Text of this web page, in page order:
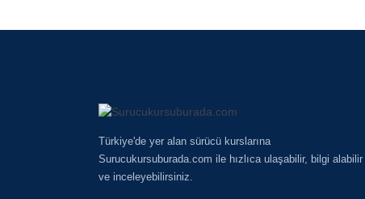
Türkiye'de yer alan sürücü kurslarına
Surucukursuburada.com ile hızlıca ulaşabilir, bilgi alabilir
ve inceleyebilirsiniz.